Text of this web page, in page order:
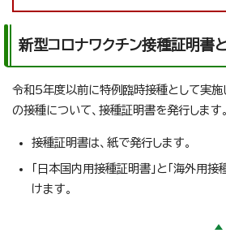
新型コロナワクチン接種証明書
令和5年度以前に特例臨時接種として実施
の接種について、接種証明書を発行します。
接種証明書は、紙で発行します。
「日本国内用接種証明書」と「海外用
けます。